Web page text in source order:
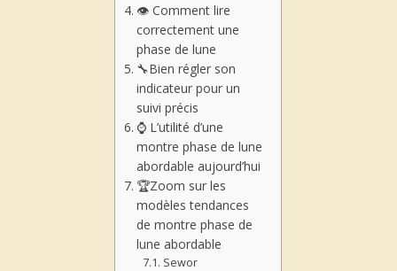
👁️ Comment lire
correctement une
phase de lune
🔧Bien régler son
indicateur pour un
suivi précis
⌚ L’utilité d’une
montre phase de lune
abordable aujourd’hui
🏆Zoom sur les
modèles tendances
de montre phase de
lune abordable
Sewor